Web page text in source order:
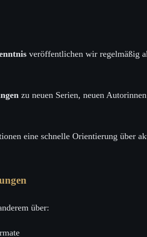
veröffentlichen wir regelmäßig
zu neuen Serien, neuen
eine schnelle Orientierung
über: